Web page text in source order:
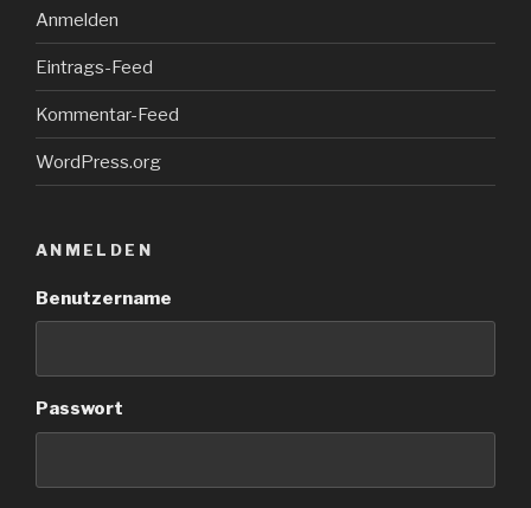
Anmelden
Eintrags-Feed
Kommentar-Feed
WordPress.org
ANMELDEN
Benutzername
Passwort